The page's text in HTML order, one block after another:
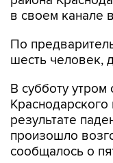
в своем канале
По
шесть человек,
В субботу
Краснодарского
результате
произошло
сообщалось о